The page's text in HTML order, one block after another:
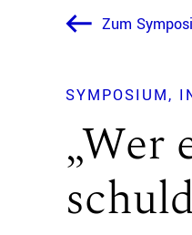
Zum
SYMPOSIUM
„Wer